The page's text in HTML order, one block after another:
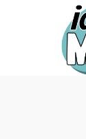
Ideas
Ideas